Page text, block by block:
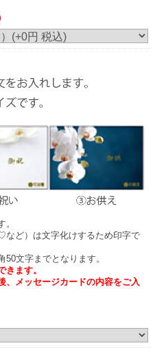
3本立ち30輪の胡蝶蘭です。）
、立札の見え方が異なりますこと予め
花をメインに正面から撮影した画像の
内容が見えにくい場合もございます。
ど）は文字化けするため印字で
文字までとなります。
きます。
、メッセージカードの内容をご入